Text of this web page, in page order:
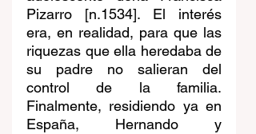
Pizarro [n.1534]. El interés
era, en realidad, para que las
riquezas que ella heredaba de
su padre no salieran del
control de la familia.
Finalmente, residiendo ya en
España, Hernando y